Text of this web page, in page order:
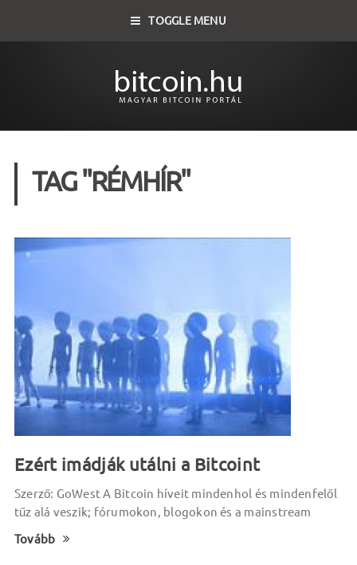
TOGGLE MENU
TAG "RÉMHÍR"
Ezért imádják utálni a Bitcoint
Szerző: GoWest A Bitcoin híveit mindenhol és mindenfelől
tűz alá veszik; fórumokon, blogokon és a mainstream
Tovább